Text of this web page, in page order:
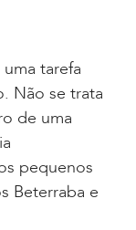
tarefa
Não se trata
de uma
pequenos
Beterraba e